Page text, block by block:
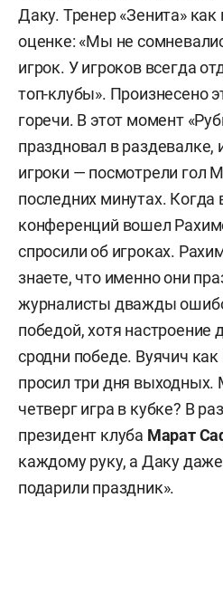
Даку. Тренер «Зенита» как
оценке: «Мы не
игрок. У игроков всегда
топ-клубы». Произнесено
горечи. В этот момент
праздновал в раздевалке,
игроки — посмотрели гол
последних минутах. Когда
конференций вошел
спросили об игроках.
знаете, что именно они
журналисты дважды
победой, хотя настроение
сродни победе. Вуячич
просил три дня выходных.
четверг игра в кубке? В
президент клуба Марат
каждому руку, а Даку
подарили праздник».